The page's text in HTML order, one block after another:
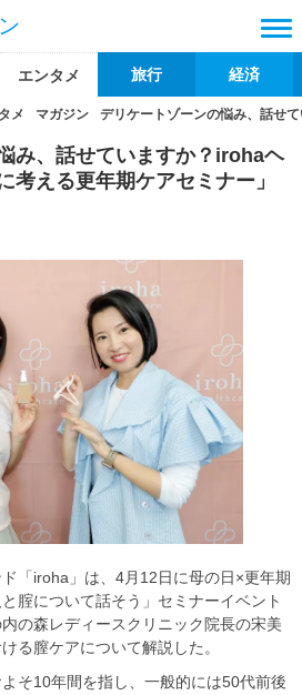
エンタメ 旅行 経済
メ マガジン デリケートゾーンの悩み、話せ
み、話せていますか？irohaヘ
考える更年期ケアセミナー」
「iroha」は、4月12日に母の日×更年期
腟について話そう」セミナーイベント
の森レディースクリニック院長の宋美
る膣ケアについて解説した。
そ10年間を指し、一般的には50代前後